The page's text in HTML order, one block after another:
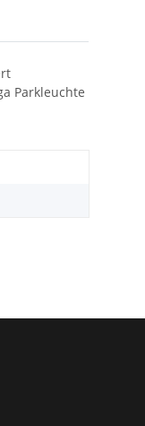
Parkleuchte